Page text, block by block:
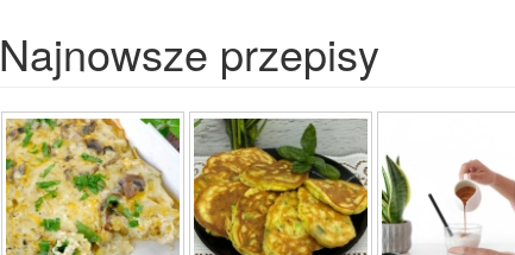
Najnowsze przepisy